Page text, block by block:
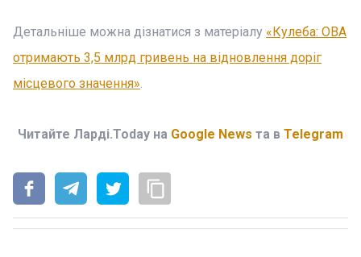
Детальніше можна дізнатися з матеріалу «Кулеба: ОВА
отримають 3,5 млрд гривень на відновлення доріг
місцевого значення».
Читайте Ларді.Today на Google News та в Telegram